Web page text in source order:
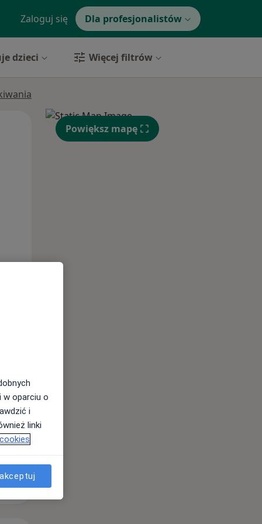
Zaloguj się Dla profesjonalistów
dzieci Więcej filtrów
Śr, Czw,
Powiększ mapę
w oparciu o
i
linki